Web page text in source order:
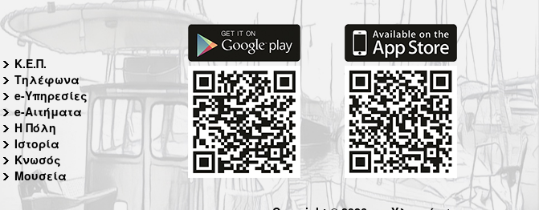
Κ.Ε.Π.
Τηλέφωνα
e-Υπηρεσίες
e-Αιτήματα
Η Πόλη
Ιστορία
Κνωσός
Μουσεία